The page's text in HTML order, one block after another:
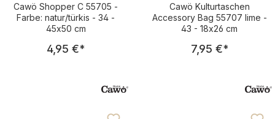
Cawö Shopper C 55705 -
Farbe: natur/türkis - 34 -
45x50 cm
Regulärer Preis:
4,95 €*
Cawö Kulturtaschen
Accessory Bag 55707 lime -
43 - 18x26 cm
Regulärer
7,95 €*